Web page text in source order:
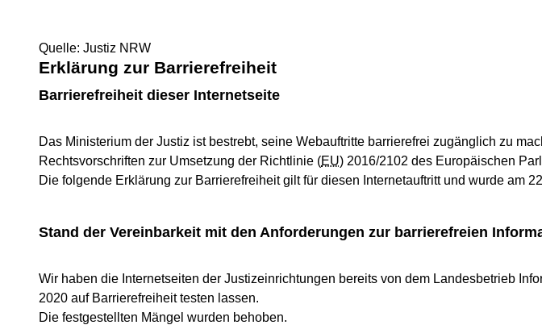
Quelle: Justiz NRW
Erklärung zur Barrierefreiheit
Barrierefreiheit dieser Internetseite
Das Ministerium der Justiz ist bestrebt, seine Webauftritte barrierefrei zugänglich zu
Rechtsvorschriften zur Umsetzung der Richtlinie (EU) 2016/2102 des Europäischen
Die folgende Erklärung zur Barrierefreiheit gilt für diesen Internetauftritt und wurde am
Stand der Vereinbarkeit mit den Anforderungen zur barrierefreien
Wir haben die Internetseiten der Justizeinrichtungen bereits von dem Landesbetrieb
2020 auf Barrierefreiheit testen lassen.
Die festgestellten Mängel wurden behoben.